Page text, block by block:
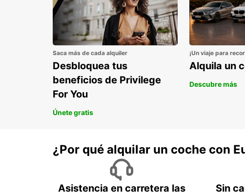
Saca más de cada alquiler
Desbloquea tus
beneficios de Privilege
For You
Únete gratis
¡Un viaje para
Alquila un
Descubre más
¿Por qué alquilar un coche con
Asistencia en carretera las
Sin